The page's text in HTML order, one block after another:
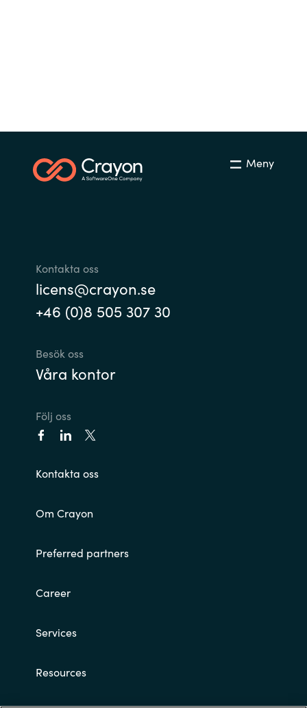
Singapore
Spain
Ukraine
Meny
Kontakta oss
licens@crayon.se
+46 (0)8 505 307 30
Besök oss
Våra kontor
Följ oss
Kontakta oss
Om Crayon
Preferred partners
Career
Services
Resources